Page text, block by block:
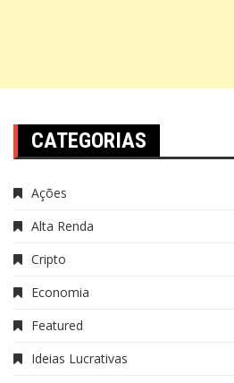
CATEGORIAS
Ações
Alta Renda
Cripto
Economia
Featured
Ideias Lucrativas